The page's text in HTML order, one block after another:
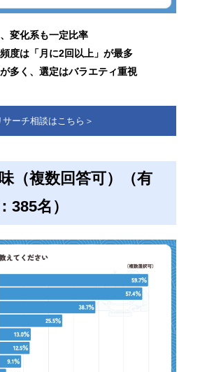
変化系も一定比率
度は「月に2回以上」が最多
多く、選定はバラエティ重視
サーチ相談はこちら＞
（複数回答可）（有
385名）